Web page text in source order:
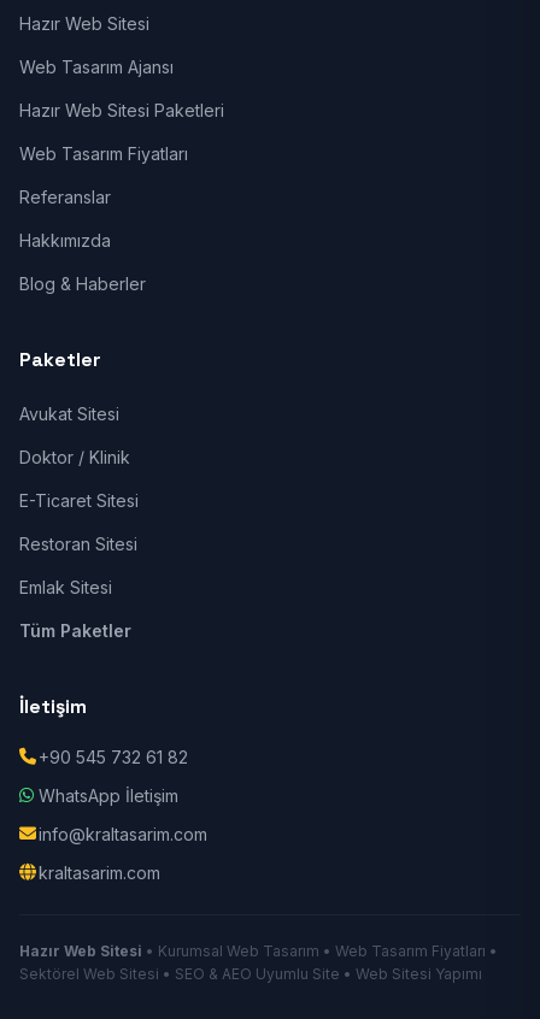
Hazır Web Sitesi
Web Tasarım Ajansı
Hazır Web Sitesi Paketleri
Web Tasarım Fiyatları
Referanslar
Hakkımızda
Blog & Haberler
Paketler
Avukat Sitesi
Doktor / Klinik
E-Ticaret Sitesi
Restoran Sitesi
Emlak Sitesi
Tüm Paketler
İletişim
+90 545 732 61 82
WhatsApp İletişim
info@kraltasarim.com
kraltasarim.com
Hazır Web Sitesi • Kurumsal Web Tasarım • Web Tasarım Fiyatları •
Sektörel Web Sitesi • SEO & AEO Uyumlu Site • Web Sitesi Yapımı